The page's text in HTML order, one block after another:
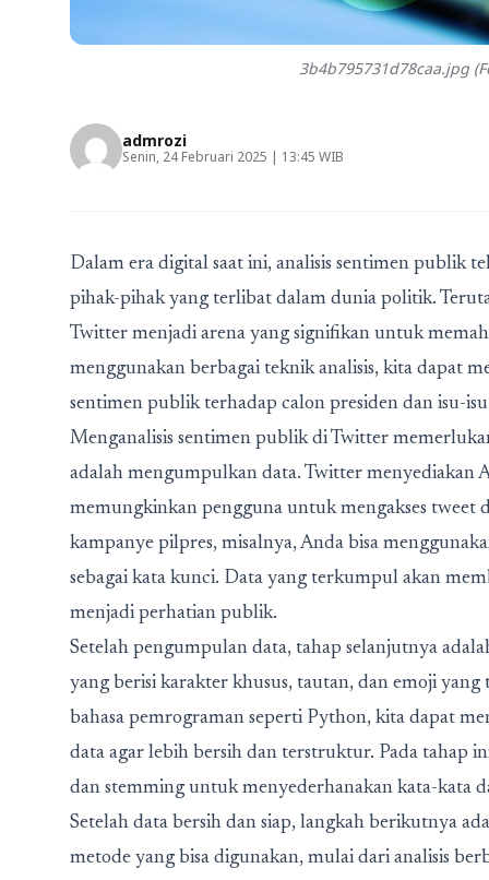
3b4b795731d78caa.jpg
admrozi
Senin, 24 Februari 2025 | 13:45 WIB
Dalam era digital saat ini, analisis sentimen publik
pihak-pihak yang terlibat dalam dunia politik.
Twitter menjadi arena yang signifikan untuk
menggunakan berbagai teknik analisis, kita dapat
sentimen publik terhadap calon presiden dan isu-
Menganalisis sentimen publik di Twitter
adalah mengumpulkan data. Twitter
memungkinkan pengguna untuk mengakses tweet
kampanye pilpres, misalnya, Anda bisa
sebagai kata kunci. Data yang terkumpul akan
menjadi perhatian publik.
Setelah pengumpulan data, tahap selanjutnya
yang berisi karakter khusus, tautan, dan emoji
bahasa pemrograman seperti Python, kita dapat
data agar lebih bersih dan terstruktur. Pada tahap
dan stemming untuk menyederhanakan kata-kata
Setelah data bersih dan siap, langkah berikutnya
metode yang bisa digunakan, mulai dari analisis